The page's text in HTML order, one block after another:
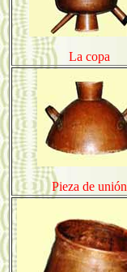
La copa
Pieza de unión